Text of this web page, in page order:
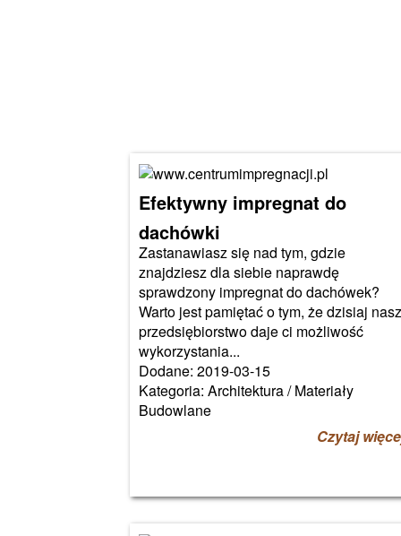
Efektywny impregnat do
dachówki
Zastanawiasz się nad tym, gdzie
znajdziesz dla siebie naprawdę
sprawdzony impregnat do dachówek?
Warto jest pamiętać o tym, że dzisiaj
przedsiębiorstwo daje ci możliwość
wykorzystania...
Dodane: 2019-03-15
Kategoria: Architektura / Materiały
Budowlane
Czytaj